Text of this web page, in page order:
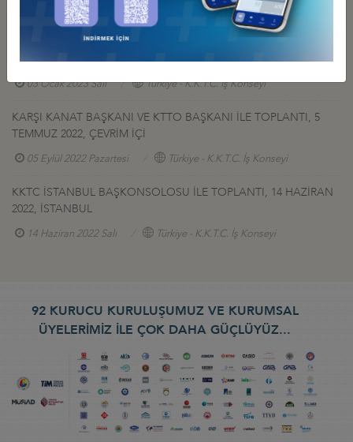
04 Mayıs 2023 Perşembe Türkiye - K.K.T.C. İş Konseyi
KKTC ANKARA BÜYÜKELÇİSİ İLE TANIŞMA TOPLANTISI, 3
OCAK 2023, ANKARA
03 Ocak 2023 Salı Türkiye - K.K.T.C. İş Konseyi
KARŞI KANAT BAŞKANI VE KTTO BAŞKANI İLE TOPLANTI, 5
TEMMUZ 2022, ÇEVRİM İÇİ
05 Eylül 2022 Pazartesi Türkiye - K.K.T.C. İş Konseyi
KKTC İSTANBUL BAŞKONSOLOSU İLE TOPLANTI, 14 HAZİRAN
2022, İSTANBUL
14 Haziran 2022 Salı Türkiye - K.K.T.C. İş Konseyi
92 KURUCU KURULUŞUMUZ VE KURUMSAL
ÜYELERİMİZ İLE ÇOK DAHA GÜÇLÜYÜZ...